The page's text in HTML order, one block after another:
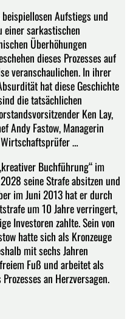
Aufstiegs und
einer sarkastischen
Überhöhungen
dieses Prozesses auf
veranschaulichen. In ihrer
hat diese Geschichte
die tatsächlichen
Ken Lay,
Andy Fastow, Managerin
Wirtschaftsprüfer …
Buchführung“ im
seine Strafe absitzen und
im Juni 2013 hat er durch
um 10 Jahre verringert,
Investoren zahlte. Sein von
hatte sich als Kronzeuge
mit sechs Jahren
Fuß und arbeitet als
an Herzversagen.